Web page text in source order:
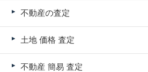
不動産の査定
土地 価格 査定
不動産 簡易 査定